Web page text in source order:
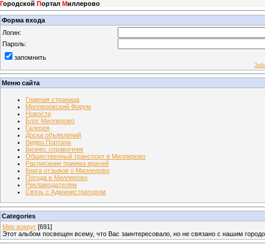
Городской Портал Миллерово
Форма входа
Логин:
Пароль:
запомнить
Меню сайта
Главная страница
Миллеровский Форум
Новости
Блог Миллерово
Галерея
Доска объявлений
Видео Портала
Бизнес справочник
Общественный транспорт в Миллерово
Расписание приема врачей
Книга отзывов о Миллерово
Погода в Миллерово
Рекламодателям
Связь с Администратором
Categories
Мир вокруг [691]
Этот альбом посвещен всему, что Вас заинтересовало, но не связано с нашим